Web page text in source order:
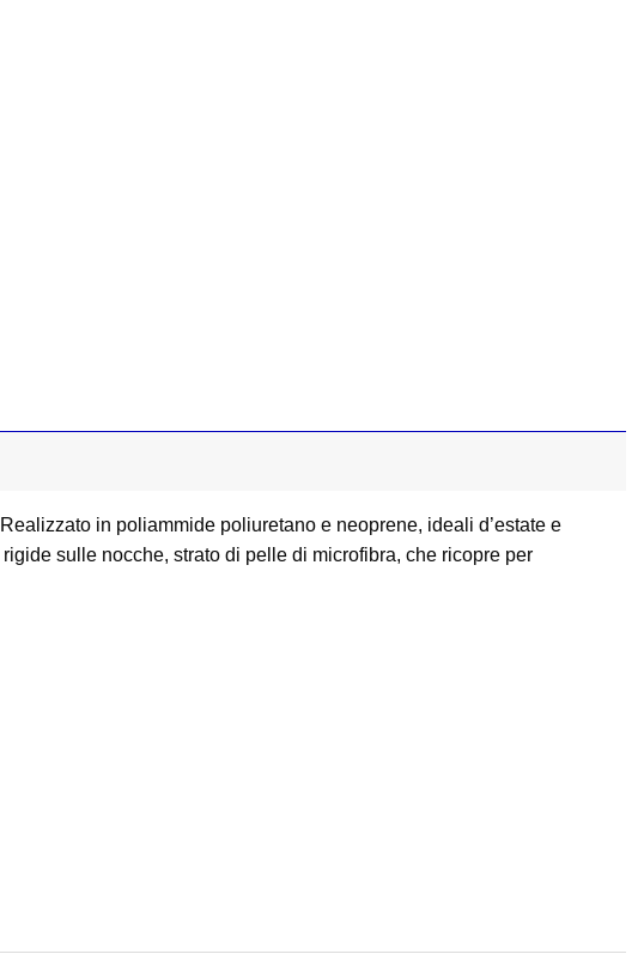
in poliammide poliuretano e neoprene, ideali d’estate e
sulle nocche, strato di pelle di microfibra, che ricopre per